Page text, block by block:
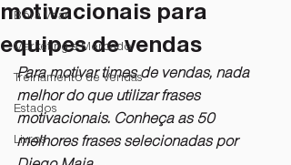
Bóra Voar
Marketing e Mercado
Treinamento de Vendas
Estados
Livros
motivacionais para
equipes de vendas
Para motivar times de vendas, nada
melhor do que utilizar frases
motivacionais. Conheça as 50
melhores frases selecionadas por